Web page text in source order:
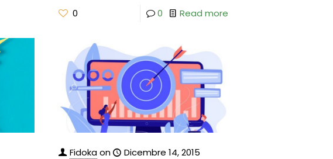
0 0 Read more
Fidokaon Dicembre 14, 2015